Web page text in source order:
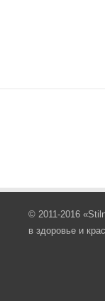
© 2011-2016
в здоровье и